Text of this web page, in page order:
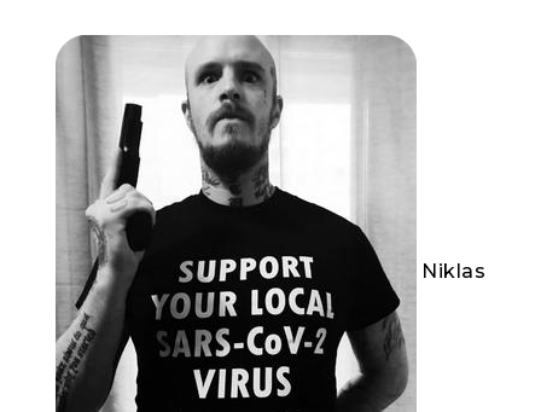
Niklas